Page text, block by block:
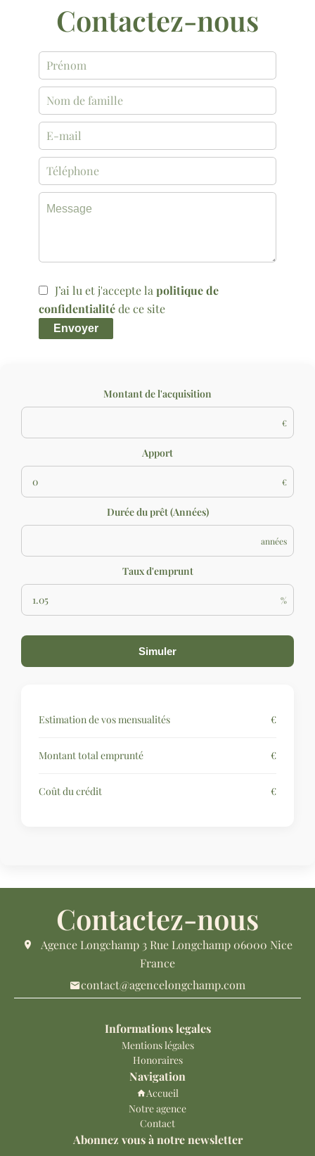
Contactez-nous
J’ai lu et j'accepte la politique de
confidentialitéde ce site
Envoyer
Montant de l'acquisition
€
Apport
€
Durée du prêt (Années)
années
Taux d'emprunt
%
Simuler
Estimation de vos mensualités €
Montant total emprunté €
Coût du crédit €
Contactez-nous
Agence Longchamp 3 Rue Longchamp 06000 Nice
France
contact@agencelongchamp.com
Informations legales
Mentions légales
Honoraires
Navigation
Accueil
Notre agence
Contact
Abonnez vous à notre newsletter